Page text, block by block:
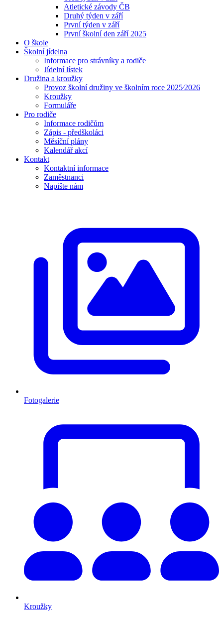
Atletické závody ČB
Druhý týden v září
První týden v září
První školní den září 2025
O škole
Školní jídelna
Informace pro strávníky a rodiče
Jídelní lístek
Družina a kroužky
Provoz školní družiny ve školním roce 2025⁄2026
Kroužky
Formuláře
Pro rodiče
Informace rodičům
Zápis - předškoláci
Měsíční plány
Kalendář akcí
Kontakt
Kontaktní informace
Zaměstnanci
Napište nám
Fotogalerie
Kroužky